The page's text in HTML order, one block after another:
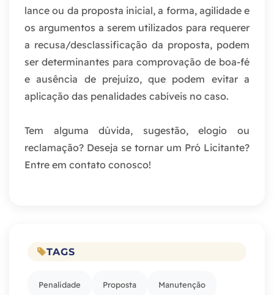
lance ou da proposta inicial, a forma, agilidade e
os argumentos a serem utilizados para requerer
a recusa/desclassificação da proposta, podem
ser determinantes para comprovação de boa-fé
e ausência de prejuízo, que podem evitar a
aplicação das penalidades cabíveis no caso.
Tem alguma dúvida, sugestão, elogio ou
reclamação? Deseja se tornar um Pró Licitante?
Entre em contato conosco!
TAGS
Penalidade Proposta Manutenção